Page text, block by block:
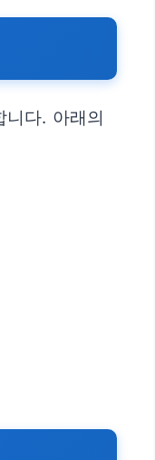
다. 아래의